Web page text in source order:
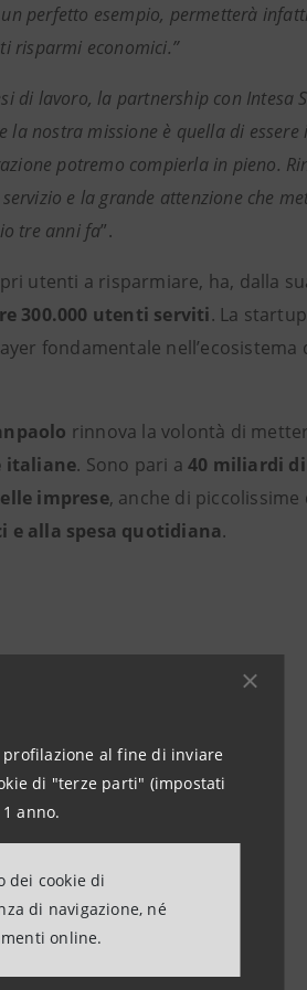
profilazione al fine di inviare
di "terze parti" (impostati
anno.
dei cookie di
di navigazione, né
online.
perfetto esempio, permetterà
risparmi economici.”
di lavoro, la partnership con Intesa
la nostra missione è quella di
potremo compierla in pieno.
e la grande attenzione che
tre anni fa”.
utenti a risparmiare, ha, dalla
300.000 utenti serviti. La
fondamentale nell’ecosistema
rinnova la volontà di
italiane. Sono pari a40 miliardi
imprese, anche di
e alla spesa quotidiana.
05 18 455
44 12 506